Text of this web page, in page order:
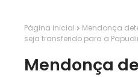
Página inicial
Mendonça
seja transferido para a
Mendonça